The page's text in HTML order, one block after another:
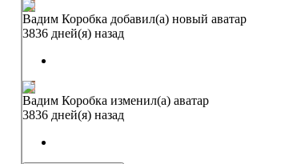
Вадим Коробка добавил(а) новый аватар
3836 дней(я) назад
Вадим Коробка изменил(а) аватар
3836 дней(я) назад